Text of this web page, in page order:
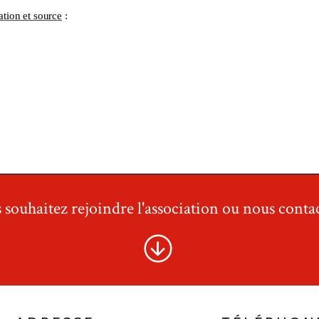
souhaitez rejoindre l'association ou nous